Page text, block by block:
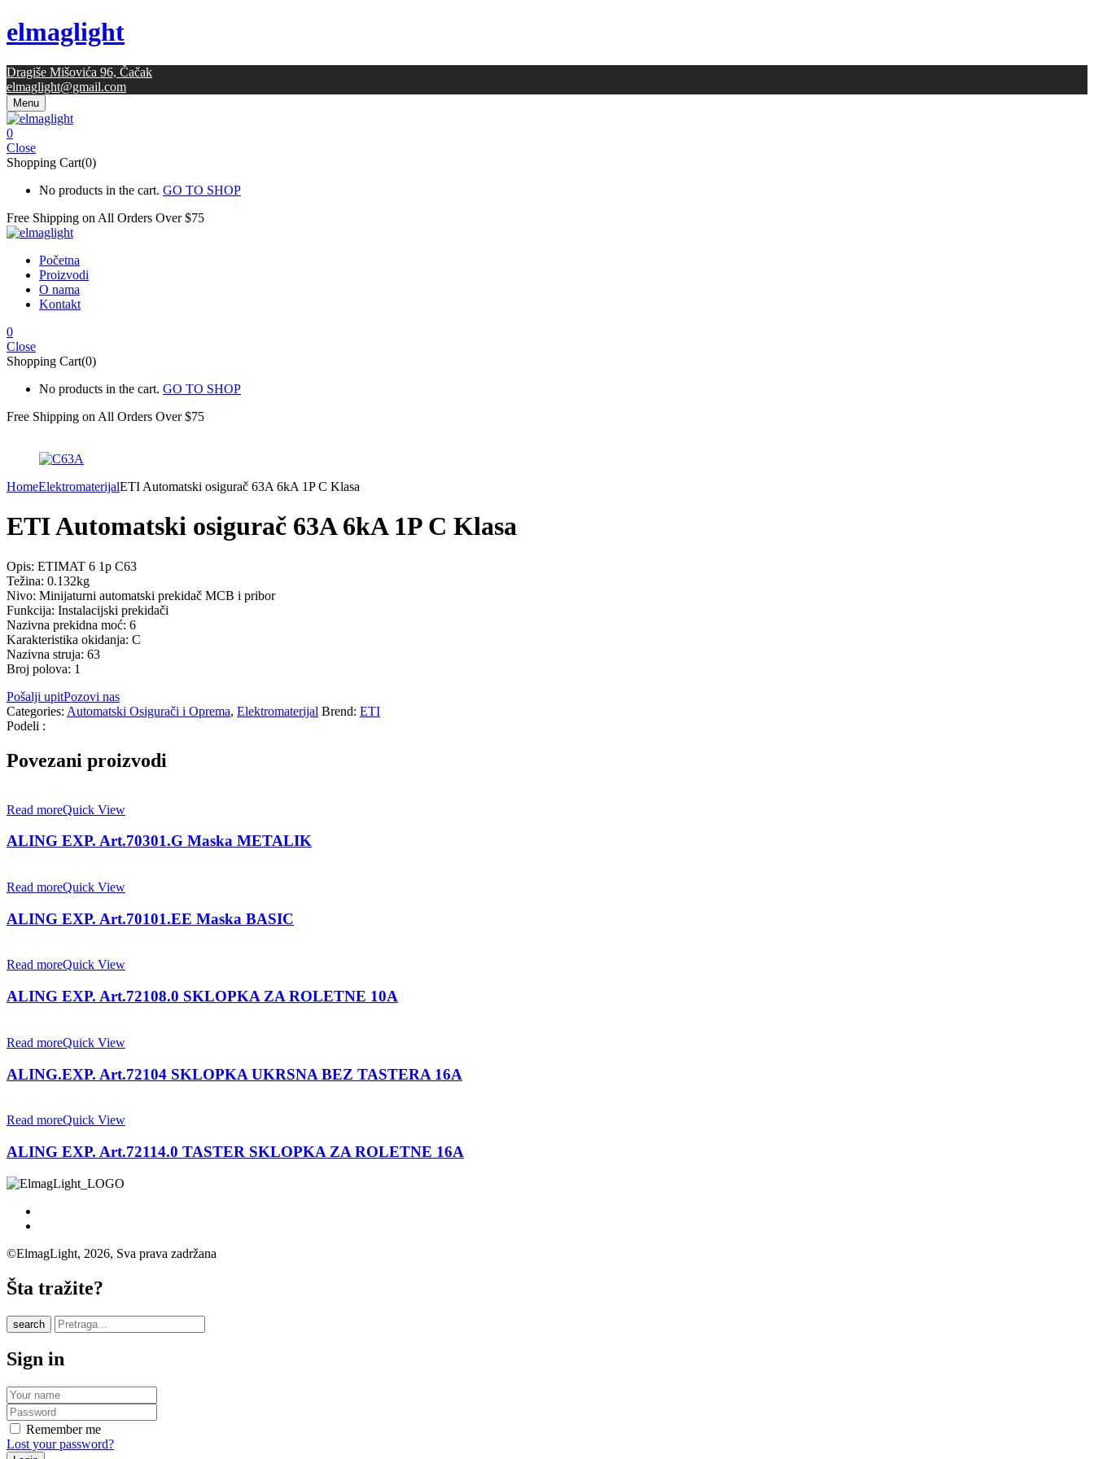
elmaglight
Dragiše Mišovića 96, Čačak
elmaglight@gmail.com
Menu
0
Close
Shopping Cart(0)
No products in the cart. GO TO SHOP
Free Shipping on All Orders Over $75
Početna
Proizvodi
O nama
Kontakt
0
Close
Shopping Cart(0)
No products in the cart. GO TO SHOP
Free Shipping on All Orders Over $75
HomeElektromaterijalETI Automatski osigurač 63A 6kA 1P C Klasa
ETI Automatski osigurač 63A 6kA 1P C Klasa
Opis: ETIMAT 6 1p C63
Težina: 0.132kg
Nivo: Minijaturni automatski prekidač MCB i pribor
Funkcija: Instalacijski prekidači
Nazivna prekidna moć: 6
Karakteristika okidanja: C
Nazivna struja: 63
Broj polova: 1
Pošalji upitPozovi nas
Categories: Automatski Osigurači i Oprema, Elektromaterijal Brend: ETI
Podeli :
Povezani proizvodi
Read moreQuick View
ALING EXP. Art.70301.G Maska METALIK
Read moreQuick View
ALING EXP. Art.70101.EE Maska BASIC
Read moreQuick View
ALING EXP. Art.72108.0 SKLOPKA ZA ROLETNE 10A
Read moreQuick View
ALING.EXP. Art.72104 SKLOPKA UKRSNA BEZ TASTERA 16A
Read moreQuick View
ALING EXP. Art.72114.0 TASTER SKLOPKA ZA ROLETNE 16A
©ElmagLight, 2026, Sva prava zadržana
Šta tražite?
search
Sign in
Remember me
Lost your password?